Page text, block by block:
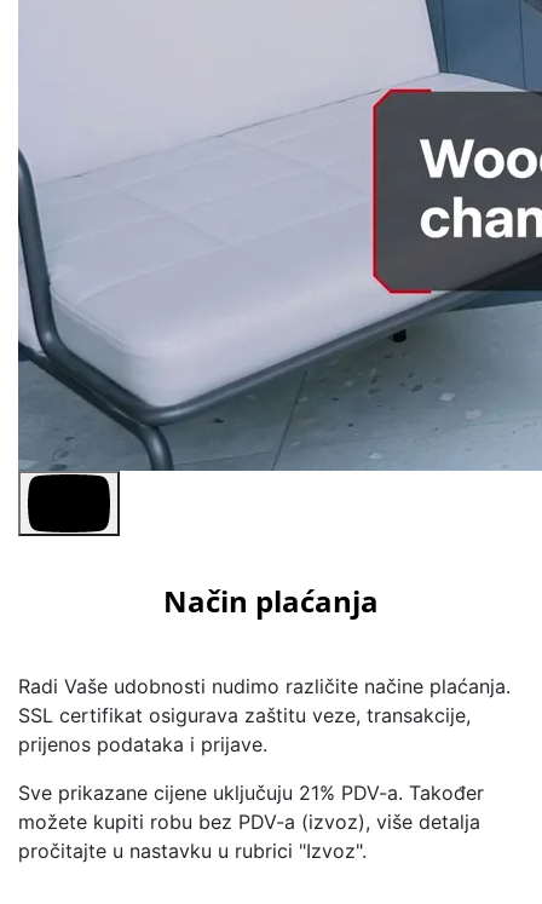
Način plaćanja
Radi Vaše udobnosti nudimo različite načine plaćanja.
SSL certifikat osigurava zaštitu veze, transakcije,
prijenos podataka i prijave.
Sve prikazane cijene uključuju 21% PDV-a. Također
možete kupiti robu bez PDV-a (izvoz), više detalja
pročitajte u nastavku u rubrici "Izvoz".